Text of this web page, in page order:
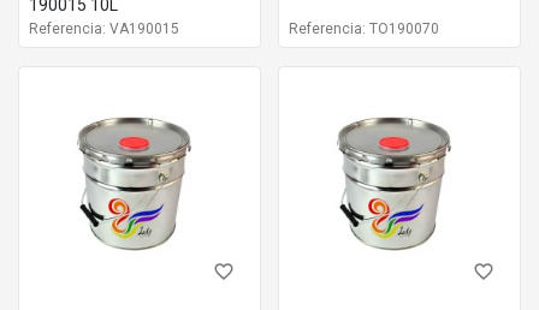
190015 10L
Referencia: VA190015 Referencia: TO190070
favorite_border favorite_border